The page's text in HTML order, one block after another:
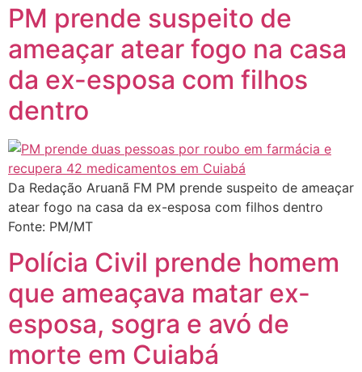
PM prende suspeito de
ameaçar atear fogo na casa
da ex-esposa com filhos
dentro
Da Redação Aruanã FM PM prende suspeito de ameaçar
atear fogo na casa da ex-esposa com filhos dentro
Fonte: PM/MT
Polícia Civil prende homem
que ameaçava matar ex-
esposa, sogra e avó de
morte em Cuiabá